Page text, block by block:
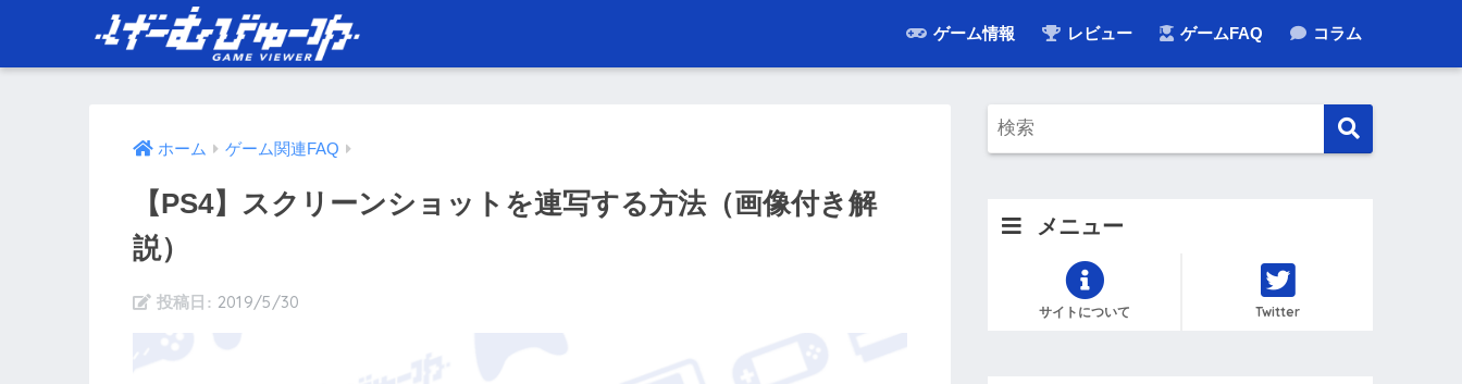
ゲーム情報 レビュー ゲームFAQ コラム
ホーム ゲーム関連FAQ
【PS4】スクリーンショットを連写する方法（画像付き解
説）
2019/5/30
メニュー
サイトについて Twitter